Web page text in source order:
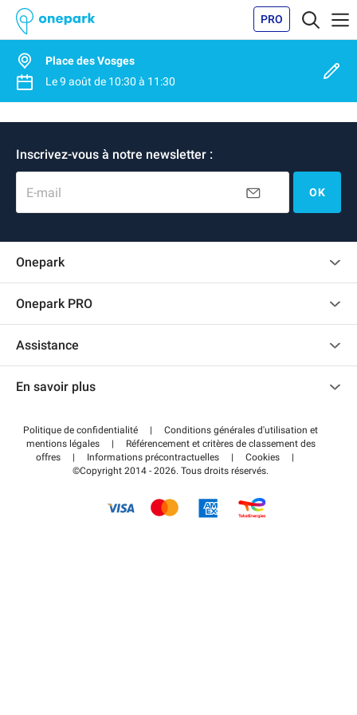
PRO
Place des Vosges
Le9 août de 10:30 à 11:30
Inscrivez-vous à notre newsletter :
E-mail OK
Onepark
Recrutement
Onepark PRO
Accéder à mon espace partenaire
Assistance
Centre d'aide
Régler votre stationnement FLOW
En savoir plus
Wiki
Guide du stationnement
Politique de confidentialité |
Conditions générales d'utilisation et
mentions légales
|
Référencement et critères de classement des
offres
| Informations précontractuelles | Cookies
|
©Copyright 2014 - 2026. Tous droits réservés.